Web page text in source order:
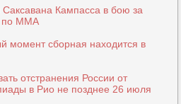
Кампасса в бою за
по ММА
момент сборная находится в
отстранения России от
в Рио не позднее 26 июля